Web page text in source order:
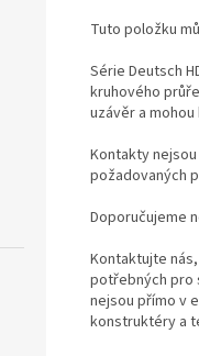
Tuto položku
Série Deutsch
kruhového
uzávěr a
Kontakty
požadovaných
Doporučujeme
Kontaktujte
potřebných pro
nejsou přímo v
konstruktéry a